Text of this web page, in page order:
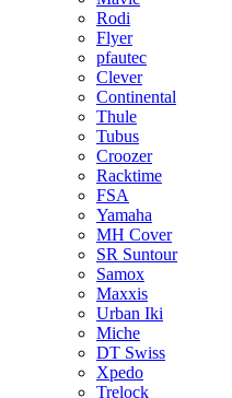
Rodi
Flyer
pfautec
Clever
Continental
Thule
Tubus
Croozer
Racktime
FSA
Yamaha
MH Cover
SR Suntour
Samox
Maxxis
Urban Iki
Miche
DT Swiss
Xpedo
Trelock